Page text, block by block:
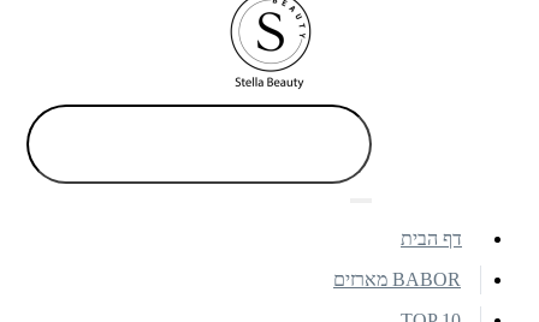
דף הבית
BABOR מארזים